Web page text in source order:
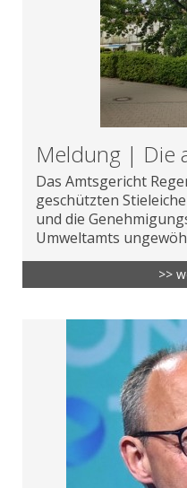
Meldung | Die
Das Amtsgericht
geschützten
und die
Umweltamts
>>